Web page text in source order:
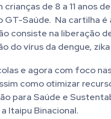
de 8 a 11 anos
Saúde. Na cartilha
consiste na liberação
do vírus da dengue,
e agora com foco
como otimizar
para Saúde e
Itaipu Binacional.